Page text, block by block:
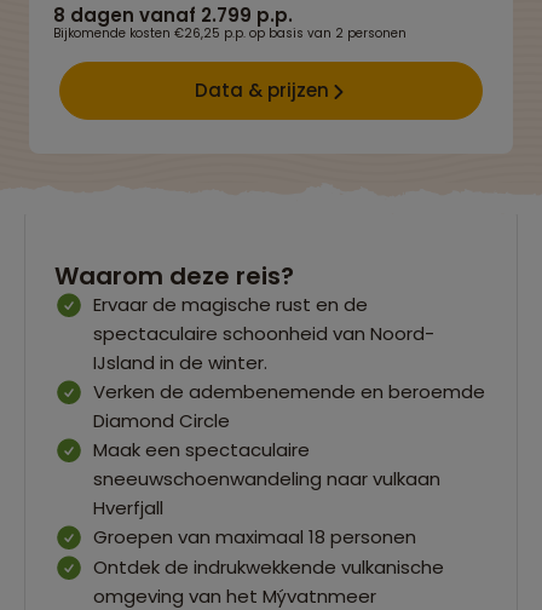
8 dagen vanaf 2.799 p.p.
Bijkomende kosten €26,25 p.p. op basis van 2 personen
Data & prijzen
Waarom deze reis?
Ervaar de magische rust en de
spectaculaire schoonheid van Noord-
IJsland in de winter.
Verken de adembenemende en beroemde
Diamond Circle
Maak een spectaculaire
sneeuwschoenwandeling naar vulkaan
Hverfjall
Groepen van maximaal 18 personen
Ontdek de indrukwekkende vulkanische
omgeving van het Mývatnmeer